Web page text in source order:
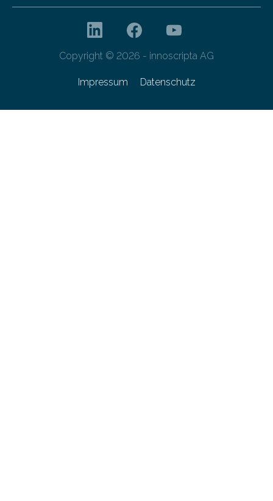
Copyright © 2026 - innoscripta AG
Impressum Datenschutz